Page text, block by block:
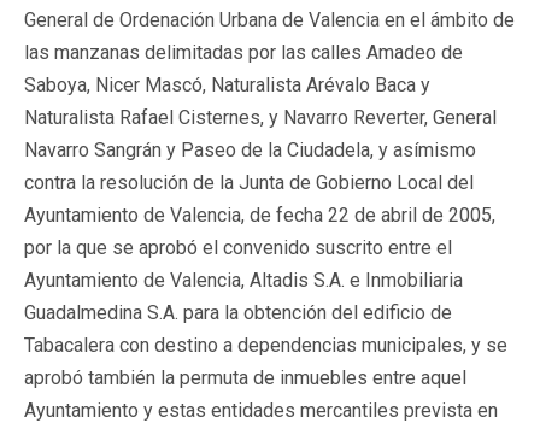
General de Ordenación Urbana de Valencia en el ámbito de
las manzanas delimitadas por las calles Amadeo de
Saboya, Nicer Mascó, Naturalista Arévalo Baca y
Naturalista Rafael Cisternes, y Navarro Reverter, General
Navarro Sangrán y Paseo de la Ciudadela, y asímismo
contra la resolución de la Junta de Gobierno Local del
Ayuntamiento de Valencia, de fecha 22 de abril de 2005,
por la que se aprobó el convenido suscrito entre el
Ayuntamiento de Valencia, Altadis S.A. e Inmobiliaria
Guadalmedina S.A. para la obtención del edificio de
Tabacalera con destino a dependencias municipales, y se
aprobó también la permuta de inmuebles entre aquel
Ayuntamiento y estas entidades mercantiles prevista en